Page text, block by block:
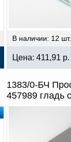
В наличии: 12 шт.
Цена: 411,91 р.
1383/0-БЧ
457989 гладь